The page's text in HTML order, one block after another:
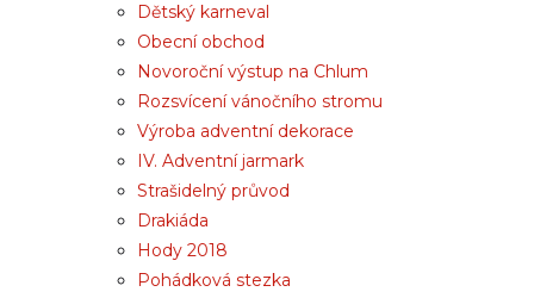
Dětský karneval
Obecní obchod
Novoroční výstup na Chlum
Rozsvícení vánočního stromu
Výroba adventní dekorace
IV. Adventní jarmark
Strašidelný průvod
Drakiáda
Hody 2018
Pohádková stezka